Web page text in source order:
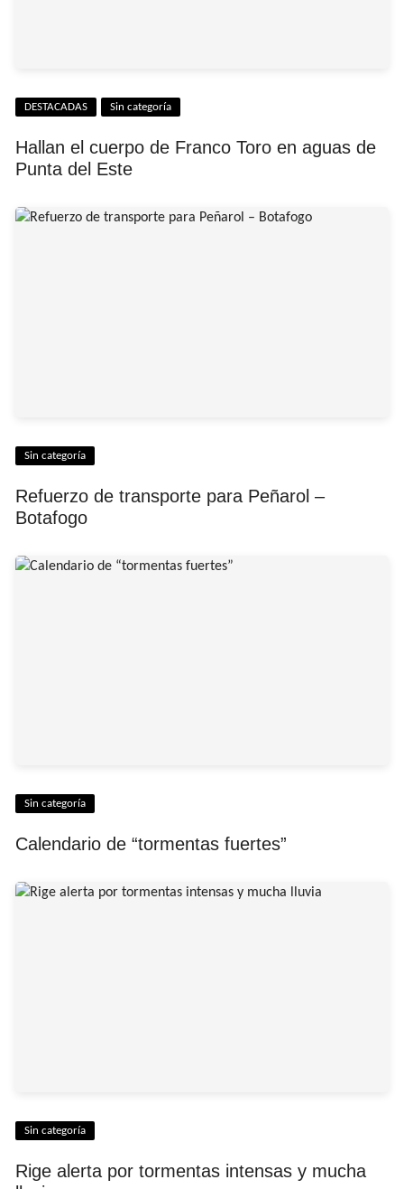
DESTACADAS Sin categoría
Hallan el cuerpo de Franco Toro en aguas de
Punta del Este
Sin categoría
Refuerzo de transporte para Peñarol –
Botafogo
Sin categoría
Calendario de “tormentas fuertes”
Sin categoría
Rige alerta por tormentas intensas y mucha